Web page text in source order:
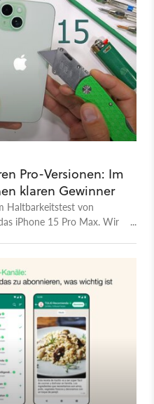
Pro-Versionen: Im
klaren Gewinner
Haltbarkeitstest von
iPhone 15 Pro Max. Wir